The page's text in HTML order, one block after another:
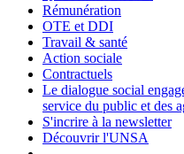
Rémunération
OTE et DDI
Travail & santé
Action sociale
Contractuels
Le dialogue social
service du public et des
S'incrire à la newsletter
Découvrir l'UNSA